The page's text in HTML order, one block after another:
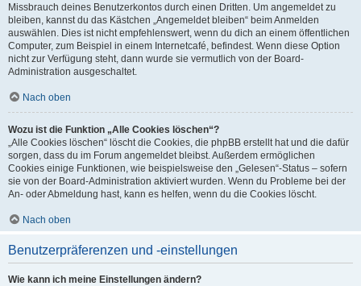
Missbrauch deines Benutzerkontos durch einen Dritten. Um angemeldet zu
bleiben, kannst du das Kästchen „Angemeldet bleiben“ beim Anmelden
auswählen. Dies ist nicht empfehlenswert, wenn du dich an einem öffentlichen
Computer, zum Beispiel in einem Internetcafé, befindest. Wenn diese Option
nicht zur Verfügung steht, dann wurde sie vermutlich von der Board-
Administration ausgeschaltet.
Nach oben
Wozu ist die Funktion „Alle Cookies löschen“?
„Alle Cookies löschen“ löscht die Cookies, die phpBB erstellt hat und die dafür
sorgen, dass du im Forum angemeldet bleibst. Außerdem ermöglichen
Cookies einige Funktionen, wie beispielsweise den „Gelesen“-Status – sofern
sie von der Board-Administration aktiviert wurden. Wenn du Probleme bei der
An- oder Abmeldung hast, kann es helfen, wenn du die Cookies löscht.
Nach oben
Benutzerpräferenzen und -einstellungen
Wie kann ich meine Einstellungen ändern?